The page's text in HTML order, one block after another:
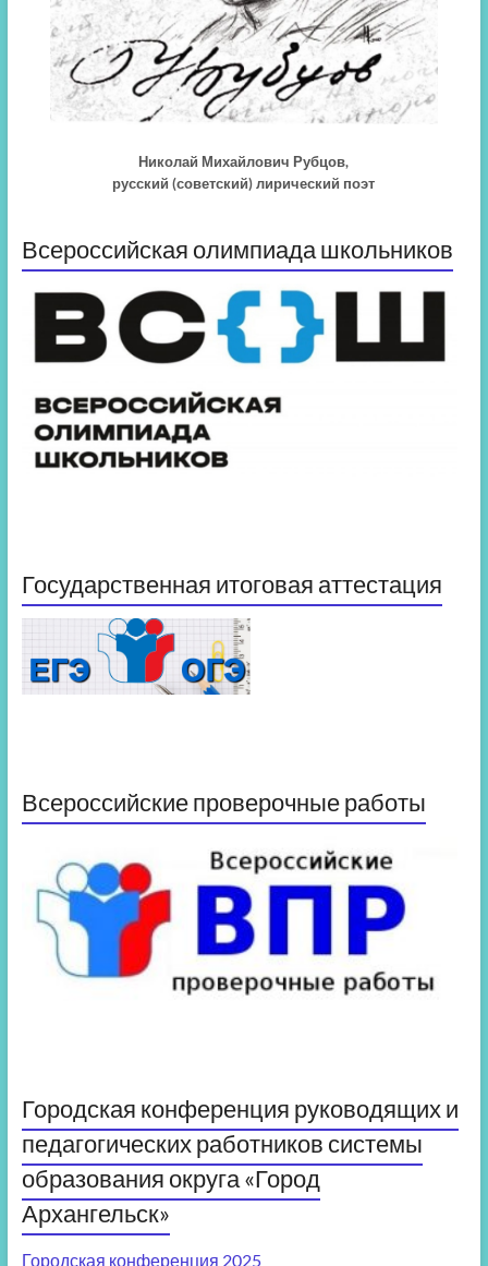
Николай Михайлович Рубцов,
русский (советский) лирический поэт
Всероссийская олимпиада школьников
Государственная итоговая аттестация
Всероссийские проверочные работы
Городская конференция руководящих и
педагогических работников системы
образования округа «Город
Архангельск»
Городская конференция 2025